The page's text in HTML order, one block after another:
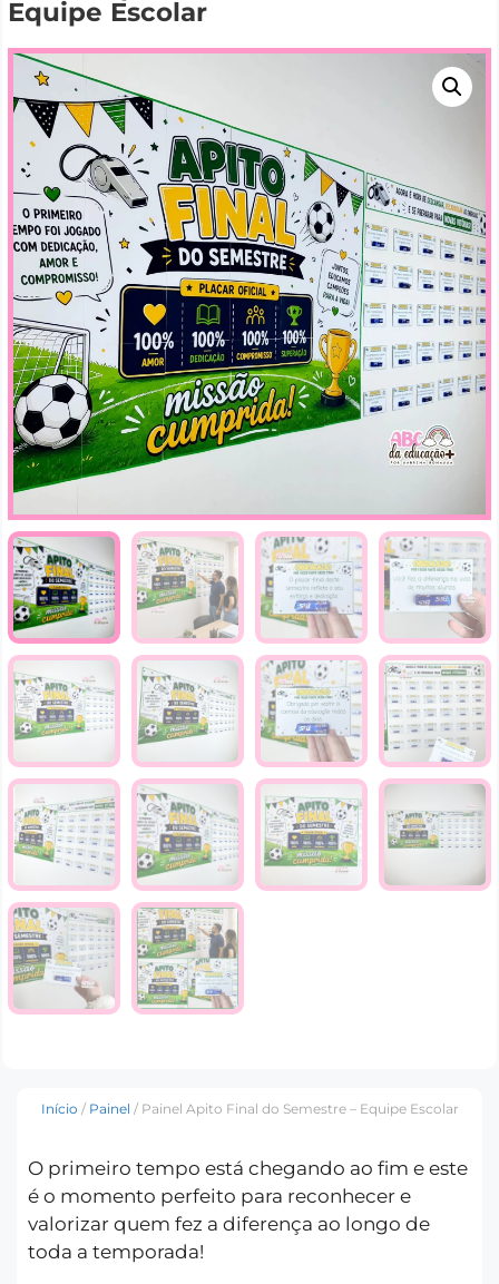
Equipe Escolar
Início / Painel / Painel Apito Final do Semestre – Equipe Escolar
O primeiro tempo está chegando ao fim e este
é o momento perfeito para reconhecer e
valorizar quem fez a diferença ao longo de
toda a temporada!